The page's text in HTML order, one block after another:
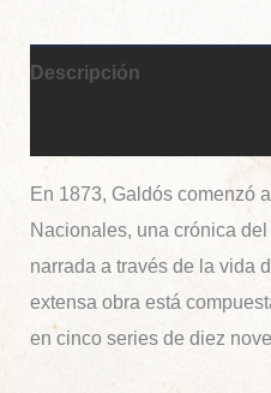
Descripción
En 1873, Galdós comenzó
Nacionales, una crónica
narrada a través de la vida
extensa obra está
en cinco series de diez